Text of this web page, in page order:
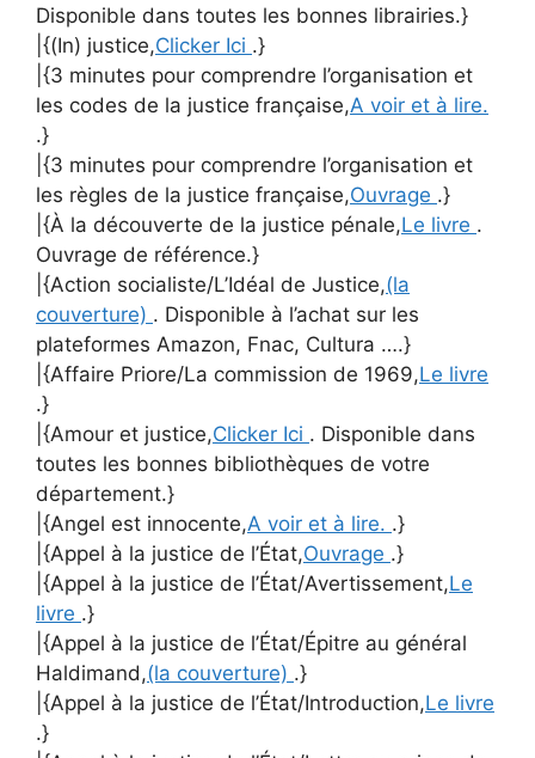
Disponible dans toutes les bonnes librairies.}
|{(In) justice,Clicker Ici .}
|{3 minutes pour comprendre l’organisation et
les codes de la justice française,A voir et à lire.
.}
|{3 minutes pour comprendre l’organisation et
les règles de la justice française,Ouvrage .}
|{À la découverte de la justice pénale,Le livre .
Ouvrage de référence.}
|{Action socialiste/L’Idéal de Justice,(la
couverture) . Disponible à l’achat sur les
plateformes Amazon, Fnac, Cultura ….}
|{Affaire Priore/La commission de 1969,Le livre
.}
|{Amour et justice,Clicker Ici . Disponible dans
toutes les bonnes bibliothèques de votre
département.}
|{Angel est innocente,A voir et à lire. .}
|{Appel à la justice de l’État,Ouvrage .}
|{Appel à la justice de l’État/Avertissement,Le
livre .}
|{Appel à la justice de l’État/Épitre au général
Haldimand,(la couverture) .}
|{Appel à la justice de l’État/Introduction,Le livre
.}